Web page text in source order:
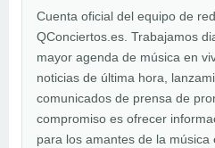
Cuenta oficial del equipo de
QConciertos.es. Trabajamos
mayor agenda de música en
noticias de última hora,
comunicados de prensa de
compromiso es ofrecer
para los amantes de la música